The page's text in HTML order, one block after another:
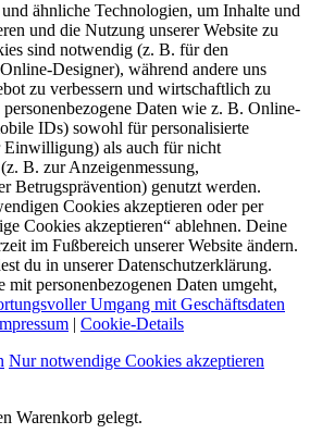
ähnliche Technologien, um Inhalte und
und die Nutzung unserer Website zu
sind notwendig (z. B. für den
Designer), während andere uns
zu verbessern und wirtschaftlich zu
Daten wie z. B. Online-
IDs) sowohl für personalisierte
Einwilligung) als auch für nicht
B. zur Anzeigenmessung,
Betrugsprävention) genutzt werden.
Cookies akzeptieren oder per
Cookies akzeptieren“ ablehnen. Deine
im Fußbereich unserer Website ändern.
du in unserer Datenschutzerklärung.
personenbezogenen Daten umgeht,
Umgang mit Geschäftsdaten
| Cookie-Details
Nur notwendige Cookies akzeptieren
Warenkorb gelegt.